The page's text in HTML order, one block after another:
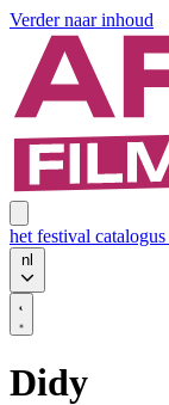
Verder naar inhoud
het festival catalogus
nl
Didy